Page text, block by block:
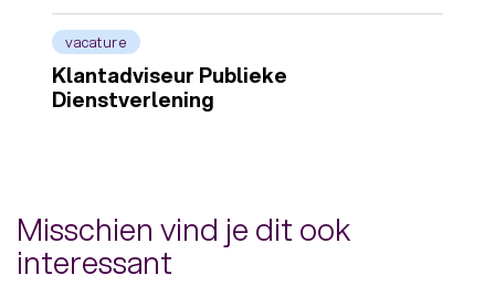
vacature
Klantadviseur Publieke
Dienstverlening
Misschien vind je dit ook
interessant